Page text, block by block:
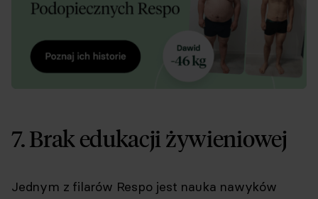
7. Brak edukacji żywieniowej
Jednym z filarów Respo jest nauka nawyków